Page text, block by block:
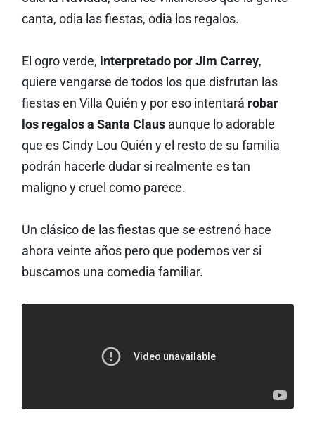
canta, odia las fiestas, odia los regalos.
El ogro verde, interpretado por Jim Carrey,
quiere vengarse de todos los que disfrutan las
fiestas en Villa Quién y por eso intentará robar
los regalos a Santa Clausaunque lo adorable
que es Cindy Lou Quién y el resto de su familia
podrán hacerle dudar si realmente es tan
maligno y cruel como parece.
Un clásico de las fiestas que se estrenó hace
ahora veinte años pero que podemos ver si
buscamos una comedia familiar.